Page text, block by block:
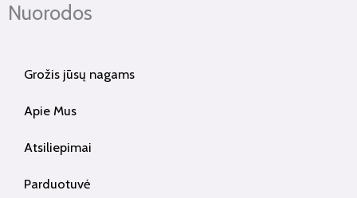
Nuorodos
Grožis jūsų nagams
Apie Mus
Atsiliepimai
Parduotuvė